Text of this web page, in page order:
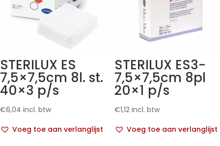
STERILUX ES
7,5×7,5cm 8l. st.
40×3 p/s
€6,04 incl. btw
Voeg toe aan verlanglijst
STERILUX ES3-
7,5×7,5cm 8pl
20×1 p/s
€1,12 incl. btw
Voeg toe aan verlanglijst